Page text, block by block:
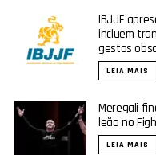
IBJJF
incluem
gestos
LEIA MAIS
Meregali
leão no
LEIA MAIS